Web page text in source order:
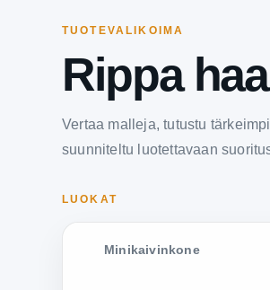
TUOTEVALIKOIMA
Rippa
Vertaa malleja, tutustu
suunniteltu luotettavaan
LUOKAT
Minikaivinkone